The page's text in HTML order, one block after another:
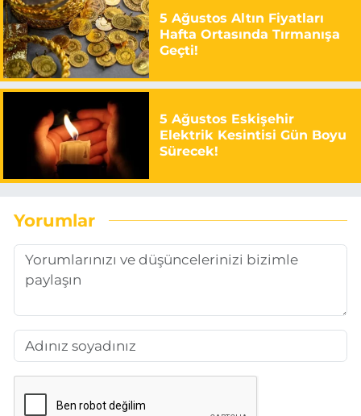
5 Ağustos Altın Fiyatları
Hafta Ortasında Tırmanışa
Geçti!
5 Ağustos Eskişehir
Elektrik Kesintisi Gün Boyu
Sürecek!
Yorumlar